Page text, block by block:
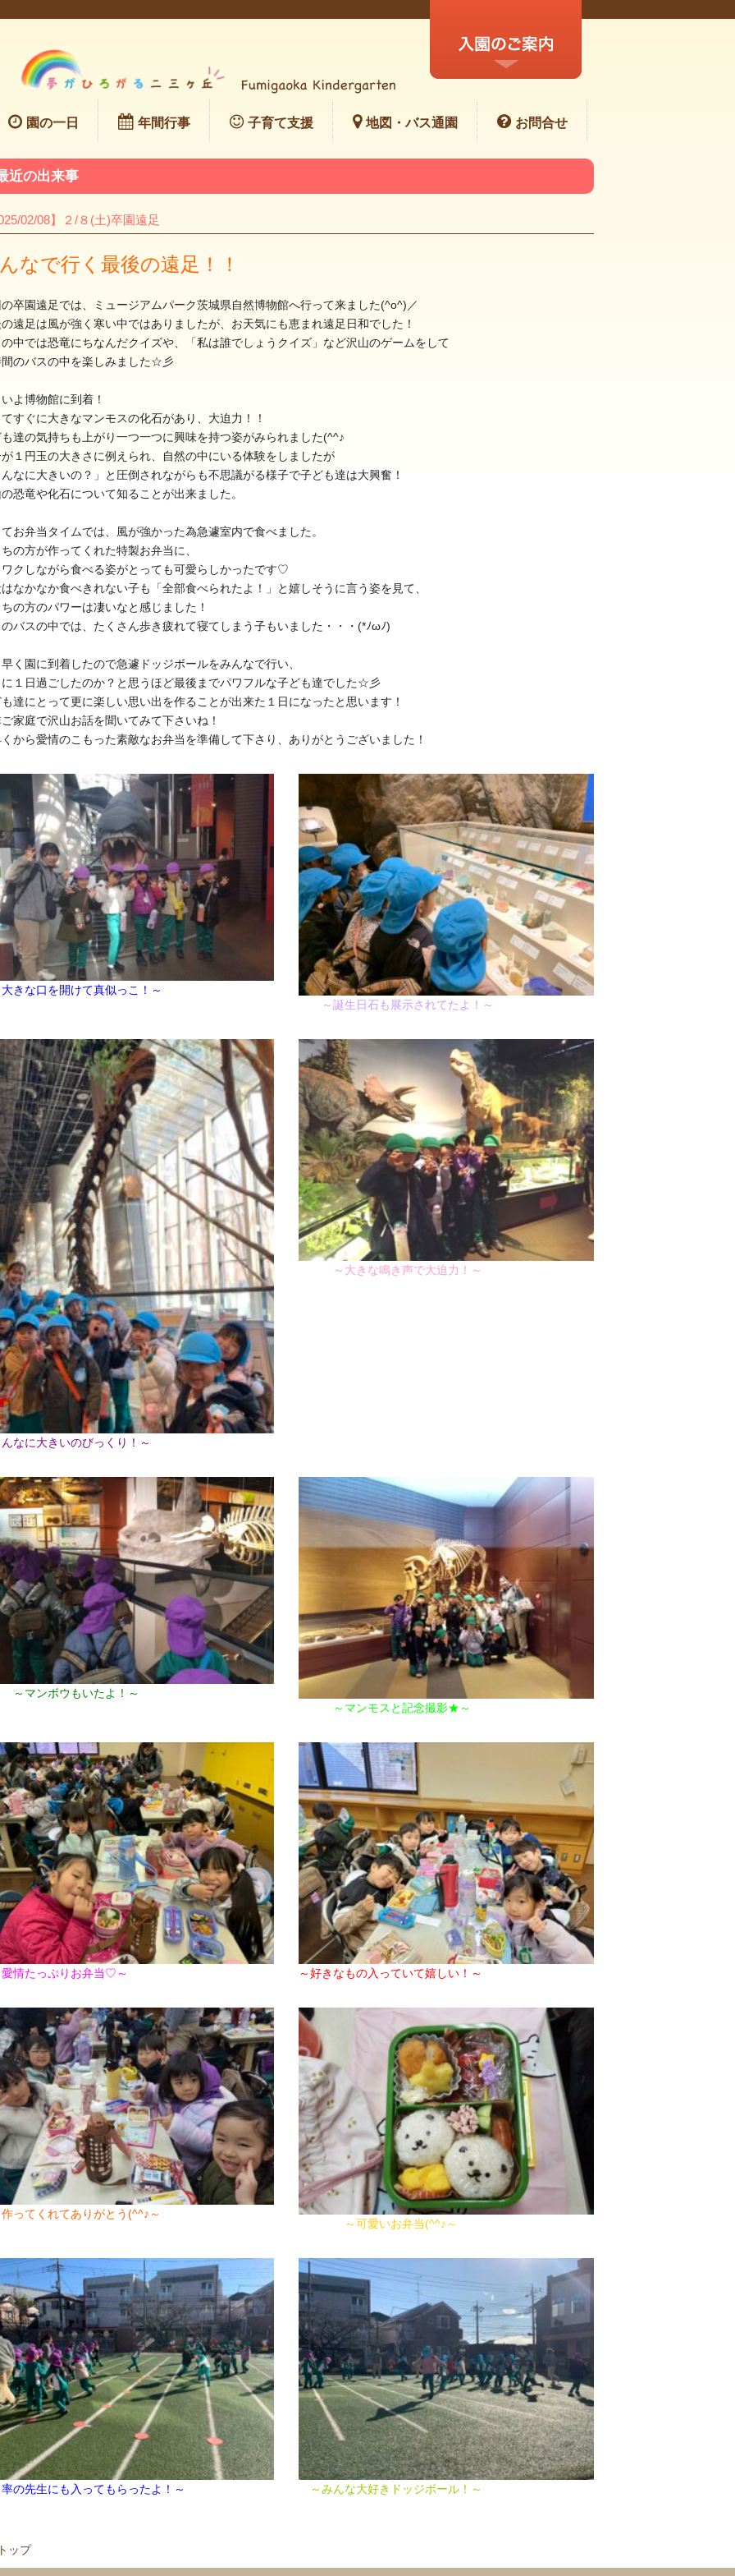
園の一日 年間行事 子育て支援 地図・バス通園 お問合せ
年11月(17) 2025年10月(23)
年11月(20)
年11月(19) 2023年10月(32)
年11月(13) 2022年10月(28)
年11月(06) 2021年10月(08)
年11月(06) 2020年10月(13)
年11月(12) 2019年10月(09)
年11月(12) 2018年10月(10)
年11月(09) 2017年10月(10) 2017年9月(10)
年11月(04) 2015年10月(08) 2015年9月(09)
年11月(10) 2014年10月(13) 2014年9月(17)
近の出来事
02/08】２/８(土)卒園遠足
なで行く最後の遠足！！
卒園遠足では、ミュージアムパーク茨城県自然博物館へ行って来ました(^o^)／
遠足は風が強く寒い中ではありましたが、お天気にも恵まれ遠足日和でした！
中では恐竜にちなんだクイズや、「私は誰でしょうクイズ」など沢山のゲームをして
のバスの中を楽しみました☆彡
よ博物館に到着！
すぐに大きなマンモスの化石があり、大迫力！！
達の気持ちも上がり一つ一つに興味を持つ姿がみられました(^^♪
１円玉の大きさに例えられ、自然の中にいる体験をしましたが
なに大きいの？」と圧倒されながらも不思議がる様子で子ども達は大興奮！
恐竜や化石について知ることが出来ました。
お弁当タイムでは、風が強かった為急遽室内で食べました。
の方が作ってくれた特製お弁当に、
クしながら食べる姿がとっても可愛らしかったです♡
なかなか食べきれない子も「全部食べられたよ！」と嬉しそうに言う姿を見て、
の方のパワーは凄いなと感じました！
バスの中では、たくさん歩き疲れて寝てしまう子もいました・・・(*ﾉωﾉ)
く園に到着したので急遽ドッジボールをみんなで行い、
１日過ごしたのか？と思うほど最後までパワフルな子ども達でした☆彡
達にとって更に楽しい思い出を作ることが出来た１日になったと思います！
家庭で沢山お話を聞いてみて下さいね！
から愛情のこもった素敵なお弁当を準備して下さり、ありがとうございました！
きな口を開けて真似っこ！～
～誕生日石も展示されてたよ！～
なに大きいのびっくり！～
～大きな鳴き声で大迫力！～
～マンボウもいたよ！～
～マンモスと記念撮影★～
情たっぷりお弁当♡～ ～好きなもの入っていて嬉しい！～
ってくれてありがとう(^^♪～
～可愛いお弁当(^^♪～
の先生にも入ってもらったよ！～ ～みんな大好きドッジボール！～
ップ